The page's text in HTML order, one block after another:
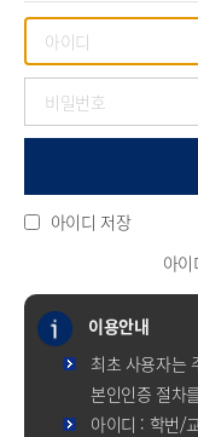
아이디 저장
아이
이용안내
최초 사용자는
본인인증 절차
아이디 : 학번/